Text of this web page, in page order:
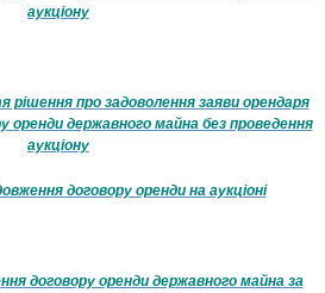
аукціону
про задоволення заяви орендаря
оренди державного майна без проведення
аукціону
договору оренди на аукціоні
договору оренди державного майна за